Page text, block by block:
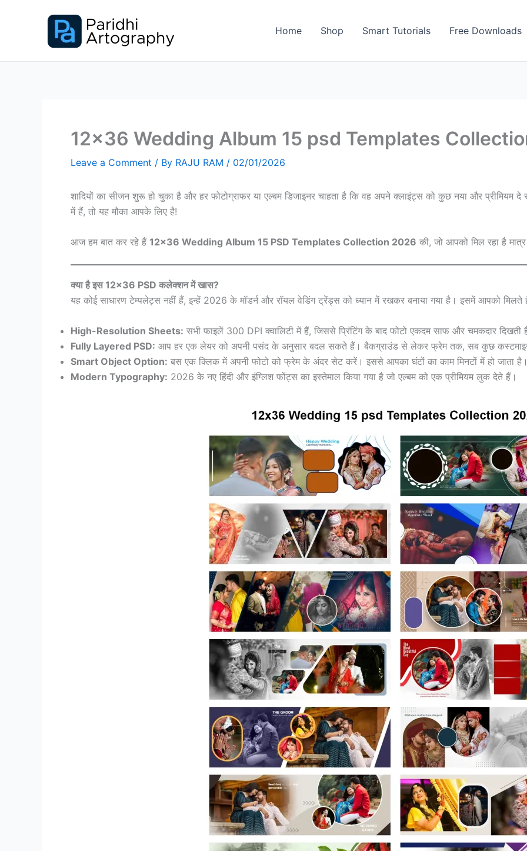
Home Shop Smart Tutorials Free Downloads
12×36 Wedding Album 15 psd Templates
Leave a Comment / By RAJU RAM / 02/01/2026
शादियों का सीजन शुरू हो चुका है और हर फोटोग्राफर या एल्बम डिजाइनर चाहता है कि वह अपने क्लाइंट्स को कुछ नया और
में हैं, तो यह मौका आपके लिए है!
आज हम बात कर रहे हैं 12×36 Wedding Album 15 PSD Templates Collection 2026 की, जो आपको मिल रहा है मात्र
क्या है इस 12×36 PSD कलेक्शन में खास?
यह कोई साधारण टेम्पलेट्स नहीं हैं, इन्हें 2026 के मॉडर्न और रॉयल वेडिंग ट्रेंड्स को ध्यान में रखकर बनाया गया है। इसमें आपको मिलते
High-Resolution Sheets: सभी फाइलें 300 DPI क्वालिटी में हैं, जिससे प्रिंटिंग के बाद फोटो एकदम साफ और चमकदार दिखती
Fully Layered PSD: आप हर एक लेयर को अपनी पसंद के अनुसार बदल सकते हैं। बैकग्राउंड से लेकर फ्रेम तक, सब कुछ
Smart Object Option: बस एक क्लिक में अपनी फोटो को फ्रेम के अंदर सेट करें। इससे आपका घंटों का काम मिनटों में हो जाता है।
Modern Typography: 2026 के नए हिंदी और इंग्लिश फोंट्स का इस्तेमाल किया गया है जो एल्बम को एक प्रीमियम लुक देते हैं।